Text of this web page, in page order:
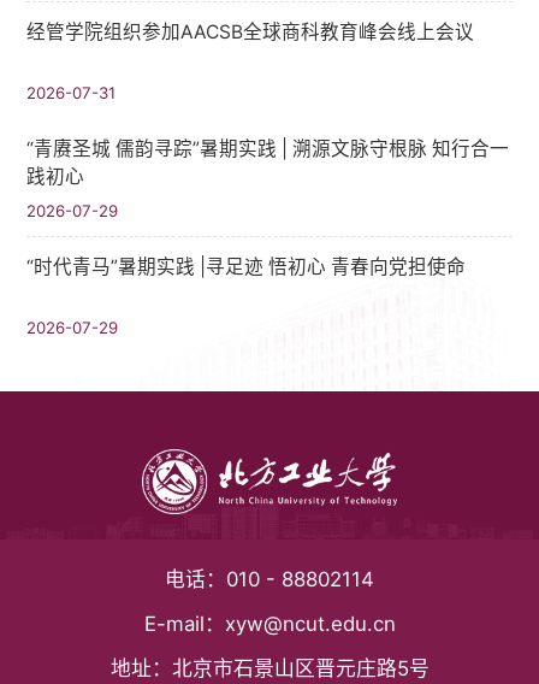
经管学院组织参加AACSB全球商科教育峰会线上会议
2026-07-31
“青赓圣城 儒韵寻踪”暑期实践​ | 溯源文脉守根脉 知行合一
践初心
2026-07-29
“时代青马”暑期实践 |寻足迹 悟初心 青春向党担使命
2026-07-29
电话： 010 - 88802114
E-mail： xyw@ncut.edu.cn
地址： 北京市石景山区晋元庄路5号